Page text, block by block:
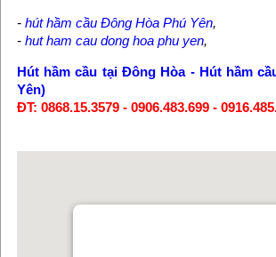
- hút hầm cầu Đông Hòa Phú Yên,
- hut ham cau dong hoa phu yen,
Hút hầm cầu tại Đông Hòa- Hút hầm
Yên)
ĐT: 0868.15.3579 - 0906.483.699 -